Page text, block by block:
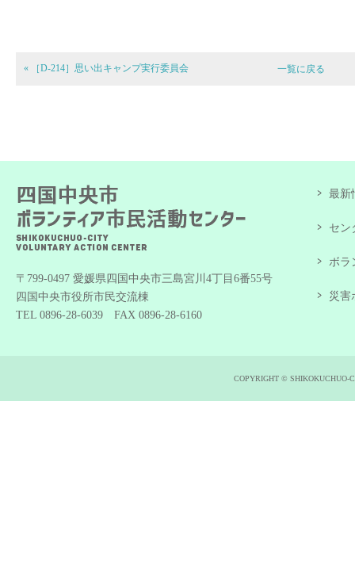
« ［D-214］思い出キャンプ実行委員会 一覧に戻る
〒799-0497 愛媛県四国中央市三島宮川4丁目6番55号
四国中央市役所市民交流棟
TEL 0896-28-6039 FAX 0896-28-6160
最新
セン
ボラ
災害
COPYRIGHT © SHIKOKUCHUO-